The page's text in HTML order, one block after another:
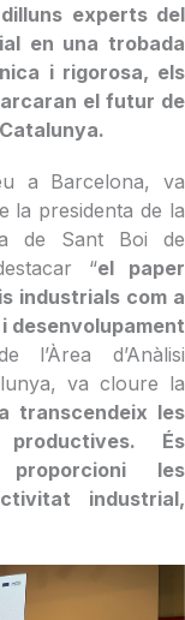
experts del
en una trobada
i rigorosa, els
el futur de
a Barcelona, va
la presidenta de la
de Sant Boi de
“el paper
industrials com a
desenvolupament
l’Àrea d’Anàlisi
va cloure la
transcendeix les
productives. És
proporcioni les
industrial,